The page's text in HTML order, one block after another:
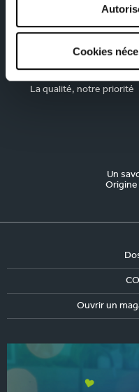
Cookies
Depuis 1945, pionnier de
cuisine aménagée
La qualité, notre priorité
Un
Origine
Ouvrir un